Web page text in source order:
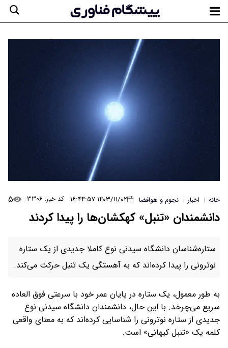
خانه | اخبار | نجوم و هوافضا ۱۴۰۳/۱۱/۰۲ ۱۶:۴۴:۵۷ کد خبر: ۳۳۰۶ ۵
دانشمندان «تنبل» کهکشان‌ها را پیدا کردند
ستاره‌شناسان دانشگاه سیدنی نوع کاملا جدیدی از یک ستاره
نوترونی را پیدا کرده‌اند که به آهستگی یک تنبل حرکت می‌کند.
به طور معمول، یک ستاره در پایان عمر خود با سرعتی فوق العاده
سریع می‌چرخد. با این حال، دانشمندان دانشگاه سیدنی نوع
جدیدی از ستاره نوترونی را شناسایی کرده‌اند که به معنای واقعی
کلمه یک «تنبل کیهانی» است.